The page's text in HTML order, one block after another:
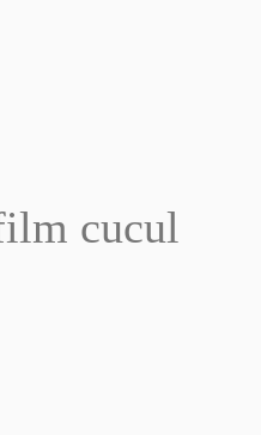
cucul